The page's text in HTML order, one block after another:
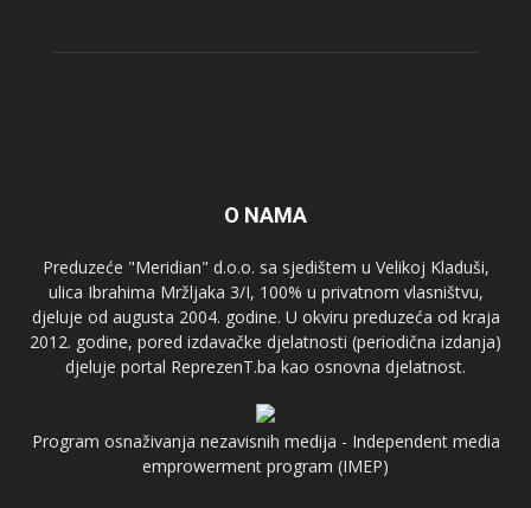
O NAMA
Preduzeće "Meridian" d.o.o. sa sjedištem u Velikoj Kladuši,
ulica Ibrahima Mržljaka 3/I, 100% u privatnom vlasništvu,
djeluje od augusta 2004. godine. U okviru preduzeća od kraja
2012. godine, pored izdavačke djelatnosti (periodična izdanja)
djeluje portal ReprezenT.ba kao osnovna djelatnost.
Program osnaživanja nezavisnih medija - Independent media
emprowerment program (IMEP)